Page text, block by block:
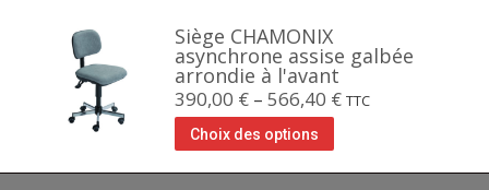
Siège CHAMONIX
asynchrone assise galbée
arrondie à l'avant
390,00 € – 566,40 € TTC
Choix des options